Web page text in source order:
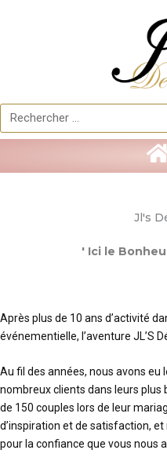
Rechercher
Jl's
' Ici le
Après plus de 10 ans d’activité
événementielle, l’aventure JL’S
Au fil des années, nous avons eu
nombreux clients dans leurs
de 150 couples lors de leur
d’inspiration et de satisfaction,
pour la confiance que vous nous